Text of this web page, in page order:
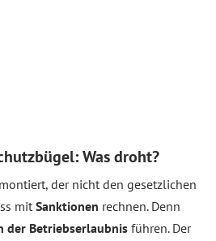
Was droht?
der nicht den gesetzlichen
mit Sanktionen rechnen. Denn
der Betriebserlaubnis führen. Der